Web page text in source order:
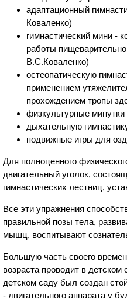
адаптационный
Коваленко)
гимнастический мини -
работы
В.С.Коваленко)
остеопатическую
применением
прохождением тропы
физкультурные минутки
дыхательную
подвижные игры для
Для полноценного
двигательный уголок,
гимнастических лестниц,
Все эти упражнения
правильной позы тела,
мышц, воспитывают
Большую часть своего
возраста проводит в
детском саду был создан
- двигательного аппарата у